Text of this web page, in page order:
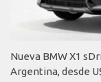
Nueva BMW X1
Argentina, desde